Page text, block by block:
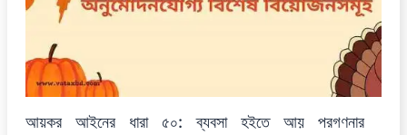
আয়কর আইনের ধারা ৫০: ব্যবসা হইতে আয় পরগণনার